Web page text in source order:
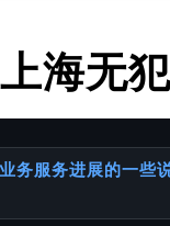
上海无
务服务进展的一些